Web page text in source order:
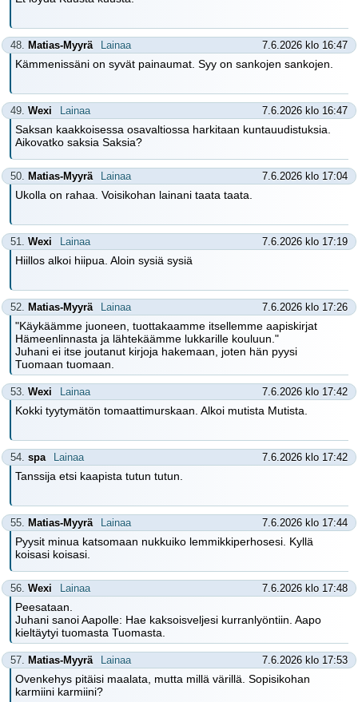
48. Matias-Myyrä Lainaa 7.6.2026 klo 16:47
Kämmenissäni on syvät painaumat. Syy on sankojen sankojen.
49. Wexi Lainaa 7.6.2026 klo 16:47
Saksan kaakkoisessa osavaltiossa harkitaan kuntauudistuksia.
Aikovatko saksia Saksia?
50. Matias-Myyrä Lainaa 7.6.2026 klo 17:04
Ukolla on rahaa. Voisikohan lainani taata taata.
51. Wexi Lainaa 7.6.2026 klo 17:19
Hiillos alkoi hiipua. Aloin sysiä sysiä
52. Matias-Myyrä Lainaa 7.6.2026 klo 17:26
"Käykäämme juoneen, tuottakaamme itsellemme aapiskirjat
Hämeenlinnasta ja lähtekäämme lukkarille kouluun."
Juhani ei itse joutanut kirjoja hakemaan, joten hän pyysi
Tuomaan tuomaan.
53. Wexi Lainaa 7.6.2026 klo 17:42
Kokki tyytymätön tomaattimurskaan. Alkoi mutista Mutista.
54. spa Lainaa 7.6.2026 klo 17:42
Tanssija etsi kaapista tutun tutun.
55. Matias-Myyrä Lainaa 7.6.2026 klo 17:44
Pyysit minua katsomaan nukkuiko lemmikkiperhosesi. Kyllä
koisasi koisasi.
56. Wexi Lainaa 7.6.2026 klo 17:48
Peesataan.
Juhani sanoi Aapolle: Hae kaksoisveljesi kurranlyöntiin. Aapo
kieltäytyi tuomasta Tuomasta.
57. Matias-Myyrä Lainaa 7.6.2026 klo 17:53
Ovenkehys pitäisi maalata, mutta millä värillä. Sopisikohan
karmiini karmiini?